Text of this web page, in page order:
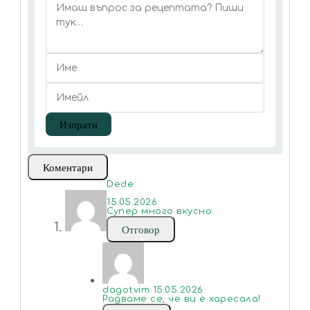
Коментари
Dede
15.05.2026
Супер много вкусно.
Отговор
dagotvim 15.05.2026
Радвамe се, че ви е харесала!